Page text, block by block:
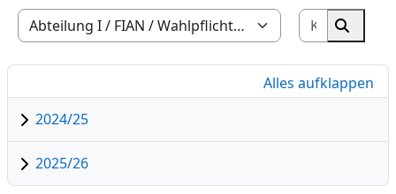
Kursbereiche
Kurse
Kurse
Alles aufklappen
2024/25
2025/26